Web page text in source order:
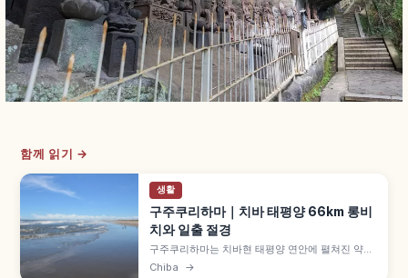
함께 읽기 →
생활
구주쿠리하마｜치바 태평양 66km 롱비
치와 일출 절경
구주쿠리하마는 치바현 태평양 연안에 펼쳐진 약
66km 모래사장으로, 일본 최대 규모 모래사장 중
Chiba →